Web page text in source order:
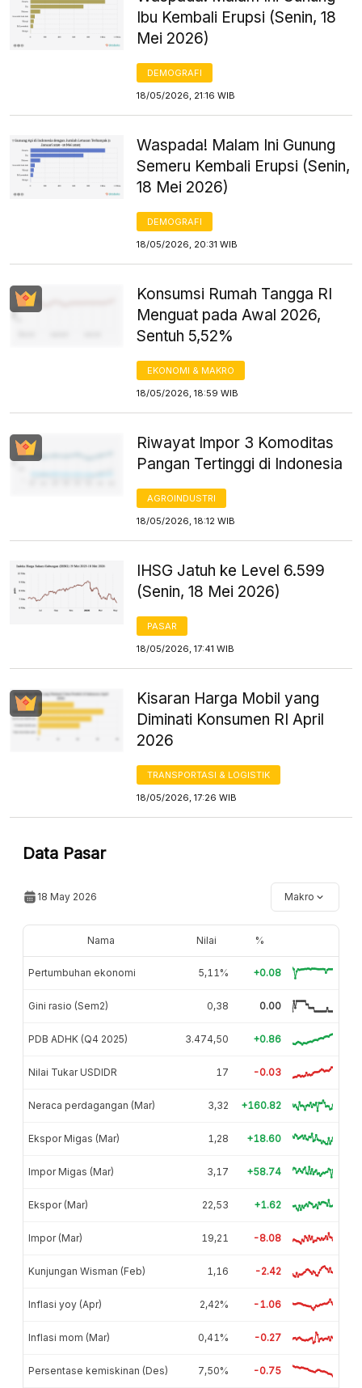
Ibu Kembali Erupsi (Senin, 18
Mei 2026)
DEMOGRAFI
18/05/2026, 21:16 WIB
Waspada! Malam Ini Gunung
Semeru Kembali Erupsi (Senin,
18 Mei 2026)
DEMOGRAFI
18/05/2026, 20:31 WIB
Konsumsi Rumah Tangga RI
Menguat pada Awal 2026,
Sentuh 5,52%
EKONOMI & MAKRO
18/05/2026, 18:59 WIB
Riwayat Impor 3 Komoditas
Pangan Tertinggi di Indonesia
AGROINDUSTRI
18/05/2026, 18:12 WIB
IHSG Jatuh ke Level 6.599
(Senin, 18 Mei 2026)
PASAR
18/05/2026, 17:41 WIB
Kisaran Harga Mobil yang
Diminati Konsumen RI April
2026
TRANSPORTASI & LOGISTIK
18/05/2026, 17:26 WIB
Data Pasar
18 May 2026 Makro
Nama Nilai %
Pertumbuhan ekonomi 5,11% +0.08
Gini rasio (Sem2) 0,38 0.00
PDB ADHK (Q4 2025) 3.474,50 +0.86
Nilai Tukar USDIDR 17 -0.03
Neraca perdagangan (Mar) 3,32 +160.82
Ekspor Migas (Mar) 1,28 +18.60
Impor Migas (Mar) 3,17 +58.74
Ekspor (Mar) 22,53 +1.62
Impor (Mar) 19,21 -8.08
Kunjungan Wisman (Feb) 1,16 -2.42
Inflasi yoy (Apr) 2,42% -1.06
Inflasi mom (Mar) 0,41% -0.27
Persentase kemiskinan (Des) 7,50% -0.75